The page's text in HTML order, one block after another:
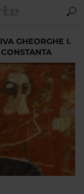
GHEORGHE I.